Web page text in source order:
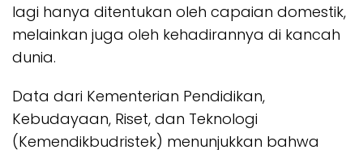
lagi hanya ditentukan oleh capaian domestik,
melainkan juga oleh kehadirannya di kancah
dunia.
Data dari Kementerian Pendidikan,
Kebudayaan, Riset, dan Teknologi
(Kemendikbudristek) menunjukkan bahwa